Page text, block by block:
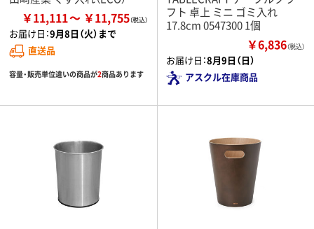
￥11,111 ￥11,755
お届け日：9月8日（火）まで
直送品
容量・販売単位違いの商品が2商品あります
フト 卓上 ミニ ゴミ入れ
17.8cm 0547300 1個
￥6,836（税込）
お届け日：8月9日（日）
アスクル在庫商品